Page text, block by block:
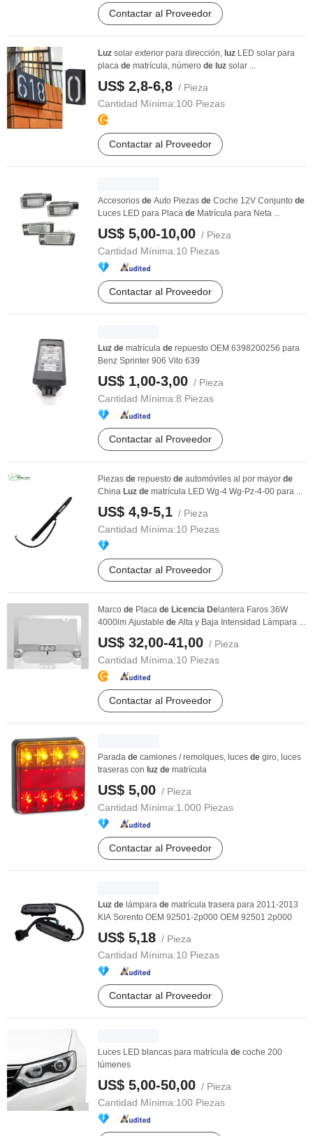
Contactar al Proveedor
Luz solar exterior para dirección, luz LED solar para
placa de matrícula, número de luz solar ...
US$ 2,8-6,8 / Pieza
Cantidad Mínima:100 Piezas
Contactar al Proveedor
Accesorios de Auto Piezas de Coche 12V Conjunto de
Luces LED para Placa de Matrícula para Neta ...
US$ 5,00-10,00 / Pieza
Cantidad Mínima:10 Piezas
Contactar al Proveedor
Luz de matrícula de repuesto OEM 6398200256 para
Benz Sprinter 906 Vito 639
US$ 1,00-3,00 / Pieza
Cantidad Mínima:8 Piezas
Contactar al Proveedor
Piezas de repuesto de automóviles al por mayor de
China Luz de matrícula LED Wg-4 Wg-Pz-4-00 para ...
US$ 4,9-5,1 / Pieza
Cantidad Mínima:10 Piezas
Contactar al Proveedor
Marco de Placa de Licencia De lantera Faros 36W
4000lm Ajustable de Alta y Baja Intensidad Lámpara ...
US$ 32,00-41,00 / Pieza
Cantidad Mínima:10 Piezas
Contactar al Proveedor
Parada de camiones / remolques, luces de giro, luces
traseras con luz de matrícula
US$ 5,00 / Pieza
Cantidad Mínima:1.000 Piezas
Contactar al Proveedor
Luz de lámpara de matrícula trasera para 2011-2013
KIA Sorento OEM 92501-2p000 OEM 92501 2p000
US$ 5,18 / Pieza
Cantidad Mínima:10 Piezas
Contactar al Proveedor
Luces LED blancas para matrícula de coche 200
lúmenes
US$ 5,00-50,00 / Pieza
Cantidad Mínima:100 Piezas